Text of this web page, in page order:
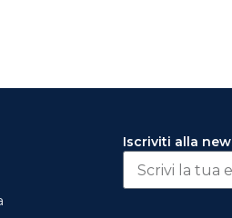
Iscriviti alla